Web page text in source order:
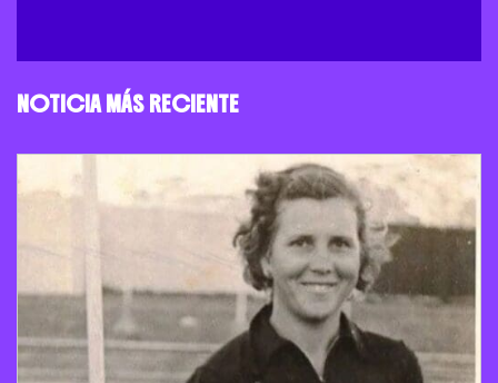
NOTICIA MÁS RECIENTE